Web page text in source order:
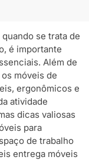
se trata de
é importante
Além de
móveis de
ergonômicos e
atividade
dicas valiosas
para
de trabalho
entrega móveis